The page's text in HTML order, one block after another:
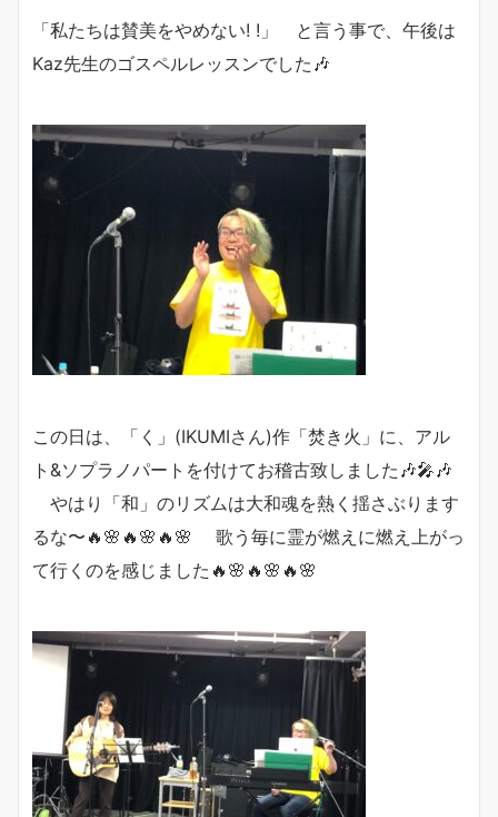
「私たちは賛美をやめない! !」 と言う事で、午後は
Kaz先生のゴスペルレッスンでした🎶
この日は、「く」(IKUMIさん)作「焚き火」に、アル
ト&ソプラノパートを付けてお稽古致しました🎶🎤🎶
やはり「和」のリズムは大和魂を熱く揺さぶります
るな〜🔥🌸🔥🌸🔥🌸 歌う毎に霊が燃えに燃え上がっ
て行くのを感じました🔥🌸🔥🌸🔥🌸